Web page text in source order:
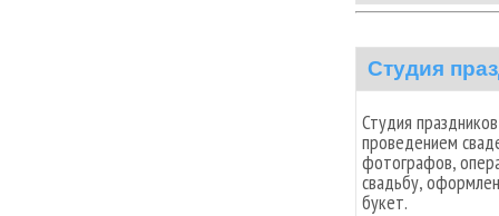
Студия
Студия
проведением
фотографов,
свадьбу,
букет.